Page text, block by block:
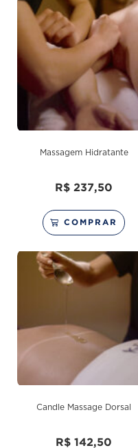
Massagem Hidratante
R$ 237,50
COMPRAR
Candle Massage Dorsal
R$ 142,50